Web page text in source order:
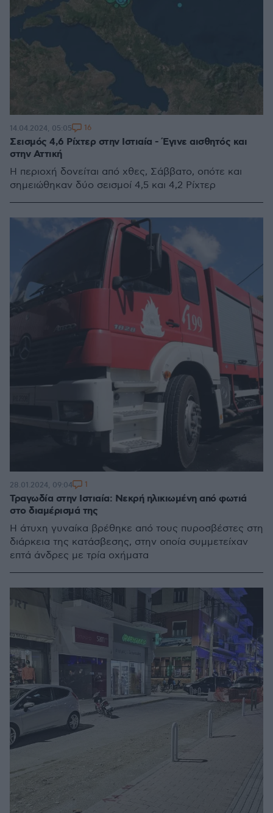
Σεισμός 4,6 Ρίχτερ στην Ιστιαία - Έγινε αισθητός και
στην Αττική
Η περιοχή δονείται από χθες, Σάββατο, οπότε και
σημειώθηκαν δύο σεισμοί 4,5 και 4,2 Ρίχτερ
14.04.2024, 05:05 16
Τραγωδία στην Ιστιαία: Νεκρή ηλικιωμένη από φωτιά
στο διαμέρισμά της
Η άτυχη γυναίκα βρέθηκε από τους πυροσβέστες στη
διάρκεια της κατάσβεσης, στην οποία συμμετείχαν
επτά άνδρες με τρία οχήματα
28.01.2024, 09:04 1